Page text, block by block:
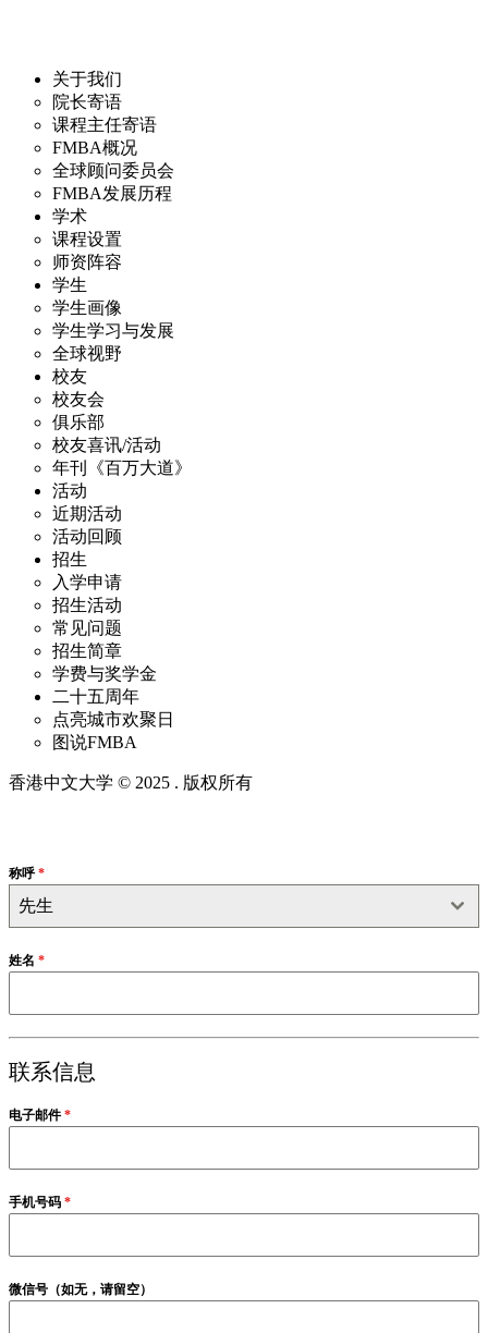
关于我们
院长寄语
课程主任寄语
FMBA概况
全球顾问委员会
FMBA发展历程
学术
课程设置
师资阵容
学生
学生画像
学生学习与发展
全球视野
校友
校友会
俱乐部
校友喜讯/活动
年刊《百万大道》
活动
近期活动
活动回顾
招生
入学申请
招生活动
常见问题
招生简章
学费与奖学金
二十五周年
点亮城市欢聚日
图说FMBA
香港中文大学 © 2025 . 版权所有
称呼*
先生
姓名 *
联系信息
电子邮件*
手机号码 *
微信号（如无，请留空）